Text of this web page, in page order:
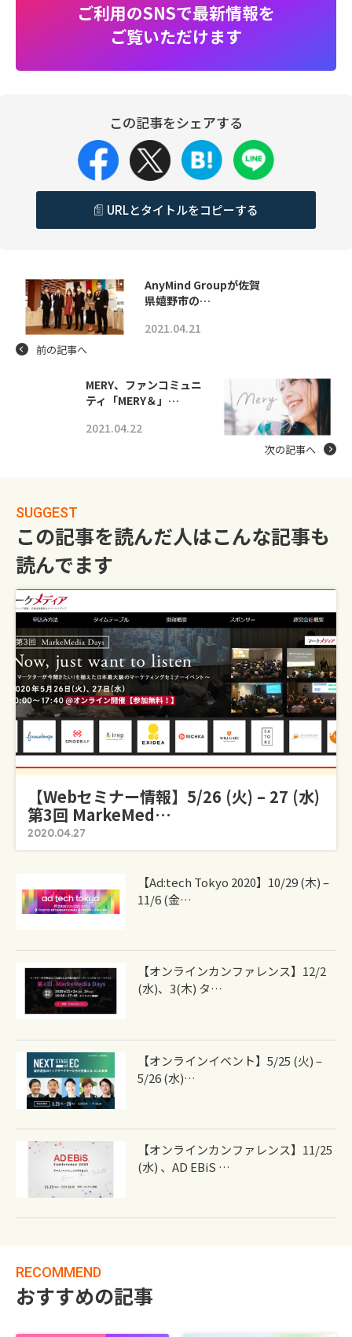
ご利用のSNSで最新情報を
ご覧いただけます
この記事をシェアする
URLとタイトルをコピーする
AnyMind Groupが佐賀
県嬉野市の…
2021.04.21
前の記事へ
MERY、ファンコミュニ
ティ「MERY＆」…
2021.04.22
次の記事へ
SUGGEST
この記事を読んだ人はこんな記事も
読んでます
【Webセミナー情報】5/26 (火) – 27 (水)
第3回 MarkeMed…
2020.04.27
【ad:tech Tokyo 2020】10/29 (木) –
11/6 (金…
【オンラインカンファレンス】12/2
(水)、3(木) タ…
【オンラインイベント】5/25 (火) –
5/26 (水)…
【オンラインカンファレンス】11/25
(水) 、AD EBiS …
RECOMMEND
おすすめの記事